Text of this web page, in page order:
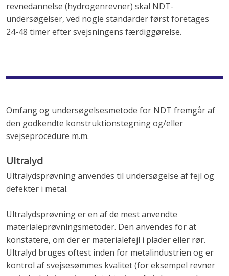
revnedannelse (hydrogenrevner) skal NDT-
undersøgelser, ved nogle standarder først foretages
24-48 timer efter svejsningens færdiggørelse.
Omfang og undersøgelsesmetode for NDT fremgår af
den godkendte konstruktionstegning og/eller
svejseprocedure m.m.
Ultralyd
Ultralydsprøvning anvendes til undersøgelse af fejl og
defekter i metal.
Ultralydsprøvning er en af de mest anvendte
materialeprøvningsmetoder. Den anvendes for at
konstatere, om der er materialefejl i plader eller rør.
Ultralyd bruges oftest inden for metalindustrien og er
kontrol af svejsesømmes kvalitet (for eksempel revner